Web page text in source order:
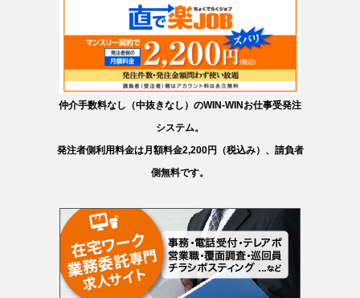
仲介手数料なし（中抜きなし）のWIN-WINお仕事受発注
システム。
発注者側利用料金は月額料金2,200円（税込み）、請負者
側無料です。